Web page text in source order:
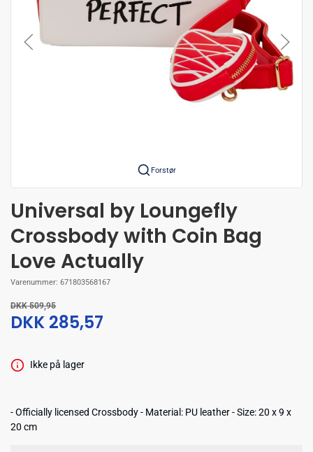
Forstør
Universal by Loungefly
Crossbody with Coin Bag
Love Actually
Varenummer: 671803568167
DKK 509,95
DKK 285,57
Ikke på lager
- Officially licensed Crossbody - Material: PU leather - Size: 20 x 9 x
20 cm